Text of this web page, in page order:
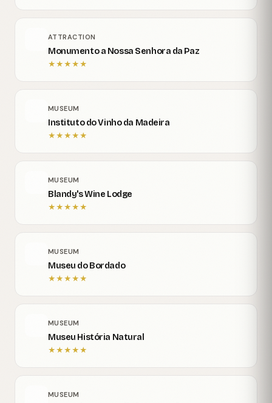
ATTRACTION
Monumento a Nossa Senhora da Paz
★★★★★
MUSEUM
Instituto do Vinho da Madeira
★★★★★
MUSEUM
Blandy's Wine Lodge
★★★★★
MUSEUM
Museu do Bordado
★★★★★
MUSEUM
Museu História Natural
★★★★★
MUSEUM